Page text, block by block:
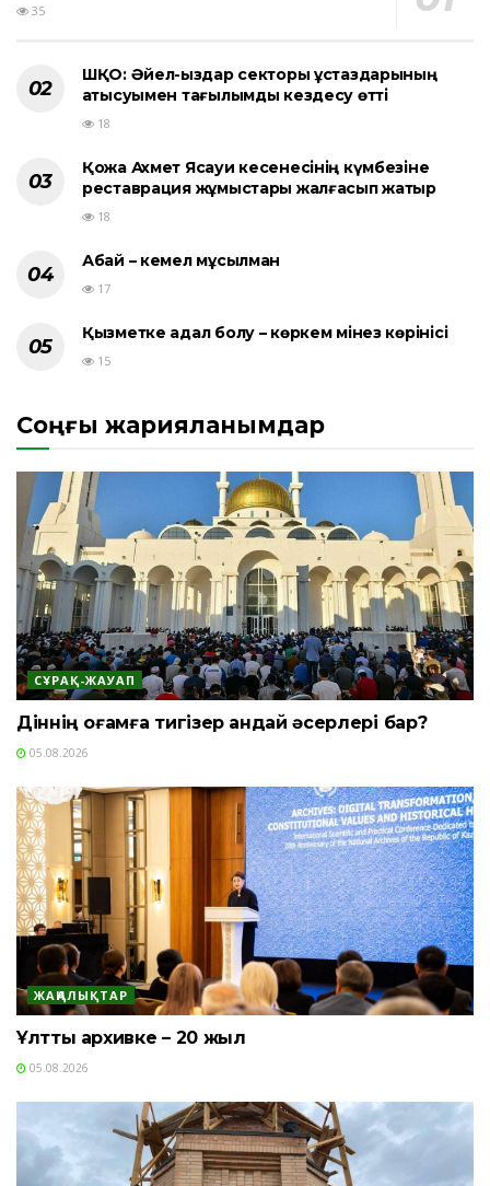
35
ШҚО: Әйел-қыздар секторы ұстаздарының
қатысуымен тағылымды кездесу өтті
18
Қожа Ахмет Ясауи кесенесінің күмбезіне
реставрация жұмыстары жалғасып жатыр
18
Абай – кемел мұсылман
17
Қызметке адал болу – көркем мінез көрінісі
15
Соңғы жарияланымдар
СҰРАҚ-ЖАУАП
Діннің қоғамға тигізер қандай әсерлері бар?
05.08.2026
ЖАҢАЛЫҚТАР
Ұлттық архивке – 20 жыл
05.08.2026